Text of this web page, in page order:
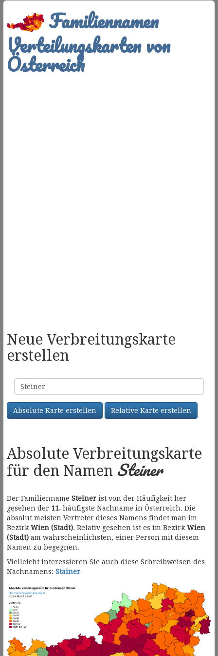
Familiennamen
Verteilungskarten von
Österreich
Neue Verbreitungskarte
erstellen
Familienname
Absolute Karte erstellen Relative Karte erstellen
Absolute Verbreitungskarte
für den Namen Steiner
Der Familienname Steiner ist von der Häufigkeit her
gesehen der 11. häufigste Nachname in Österreich. Die
absolut meisten Vertreter dieses Namens findet man im
Bezirk Wien (Stadt). Relativ gesehen ist es im Bezirk Wien
(Stadt) am wahrscheinlichsten, einer Person mit diesem
Namen zu begegnen.
Vielleicht interessieren Sie auch diese Schreibweisen des
Nachnamens: Stainer